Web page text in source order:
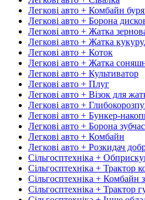
Легкові авто + Комбайн
Легкові авто + Борона
Легкові авто + Жатка
Легкові авто + Жатка
Легкові авто + Коток
Легкові авто + Жатка
Легкові авто + Культиватор
Легкові авто + Плуг
Легкові авто + Візок для
Легкові авто +
Легкові авто + Бункер-
Легкові авто + Борона
Легкові авто + Комбайн
Легкові авто + Розкидач
Сільгосптехніка +
Сільгосптехніка + Трактор
Сільгосптехніка + Комбайн
Сільгосптехніка + Трактор